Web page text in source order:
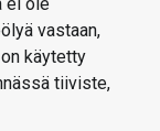
vastaan,
käytetty
tiiviste,